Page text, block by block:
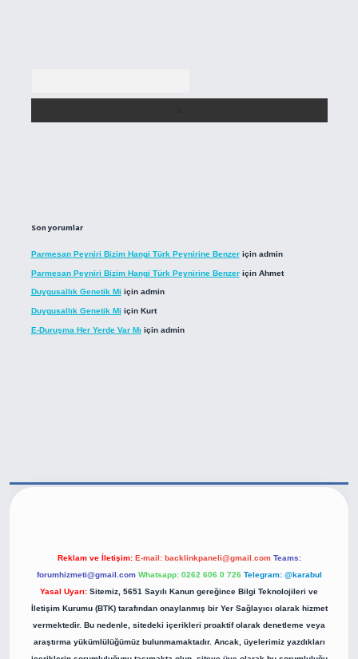
Son yorumlar
Parmesan Peyniri Bizim Hangi Türk Peynirine Benzeriçin admin
Parmesan Peyniri Bizim Hangi Türk Peynirine Benzeriçin Ahmet
Duygusallık Genetik Mi için admin
Duygusallık Genetik Mi için Kurt
E-Duruşma Her Yerde Var Mı için admin
Reklam ve İletişim: E-mail: backlinkpaneli@gmail.com Teams:
forumhizmeti@gmail.com Whatsapp: 0262 606 0 726 Telegram: @karabul
Yasal Uyarı: Sitemiz, 5651 Sayılı Kanun gereğince Bilgi Teknolojileri ve
İletişim Kurumu (BTK) tarafından onaylanmış bir Yer Sağlayıcı olarak hizmet
vermektedir. Bu nedenle, sitedeki içerikleri proaktif olarak denetleme veya
araştırma yükümlülüğümüz bulunmamaktadır. Ancak, üyelerimiz yazdıkları